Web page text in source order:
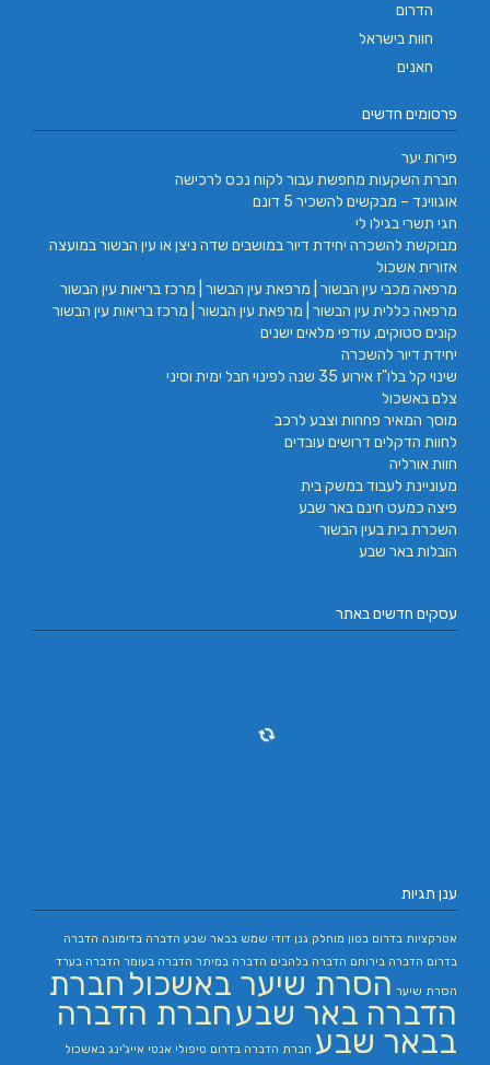
הדרום
חוות בישראל
חאנים
פרסומים חדשים
פירות יער
חברת השקעות מחפשת עבור לקוח נכס לרכישה
אוגווינד – מבקשים להשכיר 5 דונם
חגי תשרי בגילו לי
מבוקשת להשכרה יחידת דיור במושבים שדה ניצן או עין הבשור במועצה
אזורית אשכול
מרפאה מכבי עין הבשור | מרפאת עין הבשור | מרכז בריאות עין הבשור
מרפאה כללית עין הבשור | מרפאת עין הבשור | מרכז בריאות עין הבשור
קונים סטוקים, עודפי מלאים ישנים
יחידת דיור להשכרה
שינוי קל בלו"ז אירוע 35 שנה לפינוי חבל ימית וסיני
צלם באשכול
מוסך המאיר פחחות וצבע לרכב
לחוות הדקלים דרושים עובדים
חוות אורליה
מעוניינת לעבוד במשק בית
פיצה כמעט חינם באר שבע
השכרת בית בעין הבשור
הובלות באר שבע
עסקים חדשים באתר
ענן תגיות
אטרקציות בדרום בטון מוחלק גנן דודי שמש בבאר שבע הדברה בדימונה הדברה
בדרום הדברה בירוחם הדברה בלהבים הדברה במיתר הדברה בעומר הדברה בערד
הסרת שיער הסרת שיער באשכול חברת
הדברה באר שבעחברת הדברה
בבאר שבע חברת הדברה בדרום טיפולי אנטי אייג'ינג באשכול